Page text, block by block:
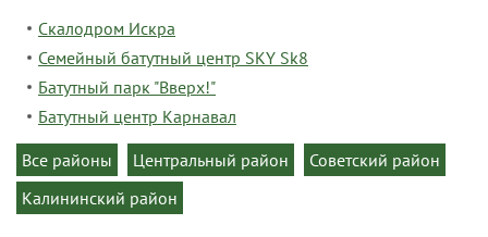
Скалодром Искра
Семейный батутный центр SKY Sk8
Батутный парк "Вверх!"
Батутный центр Карнавал
Все районы
Центральный район
Советский район
Калининский район